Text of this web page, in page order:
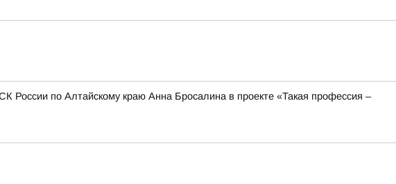
России по Алтайскому краю Анна Бросалина в проекте «Такая профессия –